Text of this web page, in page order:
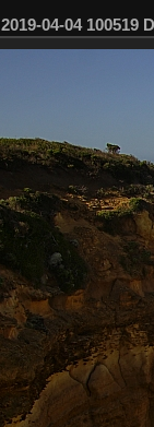
2019-04-04 100519